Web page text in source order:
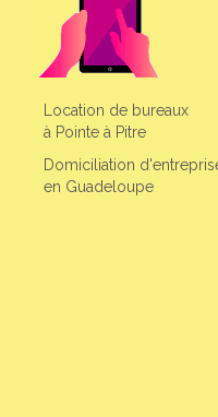
Location de bureaux
à Pointe à Pitre
Domiciliation
en Guadeloupe